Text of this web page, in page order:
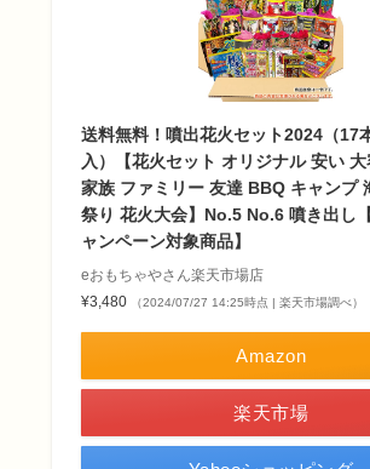
送料無料！噴出花火セット2024（17
入）【花火セット オリジナル 安い
家族 ファミリー 友達 BBQ キャンプ
祭り 花火大会】No.5 No.6 噴き出し
ャンペーン対象商品】
eおもちゃやさん楽天市場店
¥3,480
（2024/07/27 14:25時点 | 楽天市場調べ）
Amazon
楽天市場